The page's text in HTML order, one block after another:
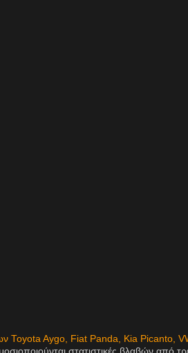
Toyota Aygo, Fiat Panda, Kia Picanto,